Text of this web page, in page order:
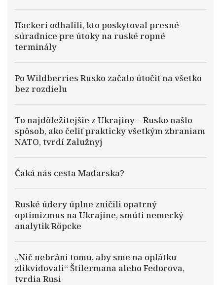
Hackeri odhalili, kto poskytoval presné
súradnice pre útoky na ruské ropné
terminály
Po Wildberries Rusko začalo útočiť na všetko
bez rozdielu
To najdôležitejšie z Ukrajiny – Rusko našlo
spôsob, ako čeliť prakticky všetkým zbraniam
NATO, tvrdí Zalužnyj
Čaká nás cesta Maďarska?
Ruské údery úplne zničili opatrný
optimizmus na Ukrajine, smúti nemecký
analytik Röpcke
„Nič nebráni tomu, aby sme na oplátku
zlikvidovali“ Štilermana alebo Fedorova,
tvrdia Rusi